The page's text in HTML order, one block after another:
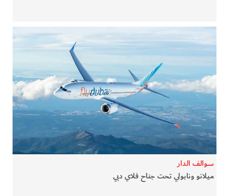
فيديو
كل الأقسام
أبناء الديرة
الفرجان
تكنولوجيا
من العالم
سوالف الدار
ميلانو ونابولي تحت جناح فلاي دبي